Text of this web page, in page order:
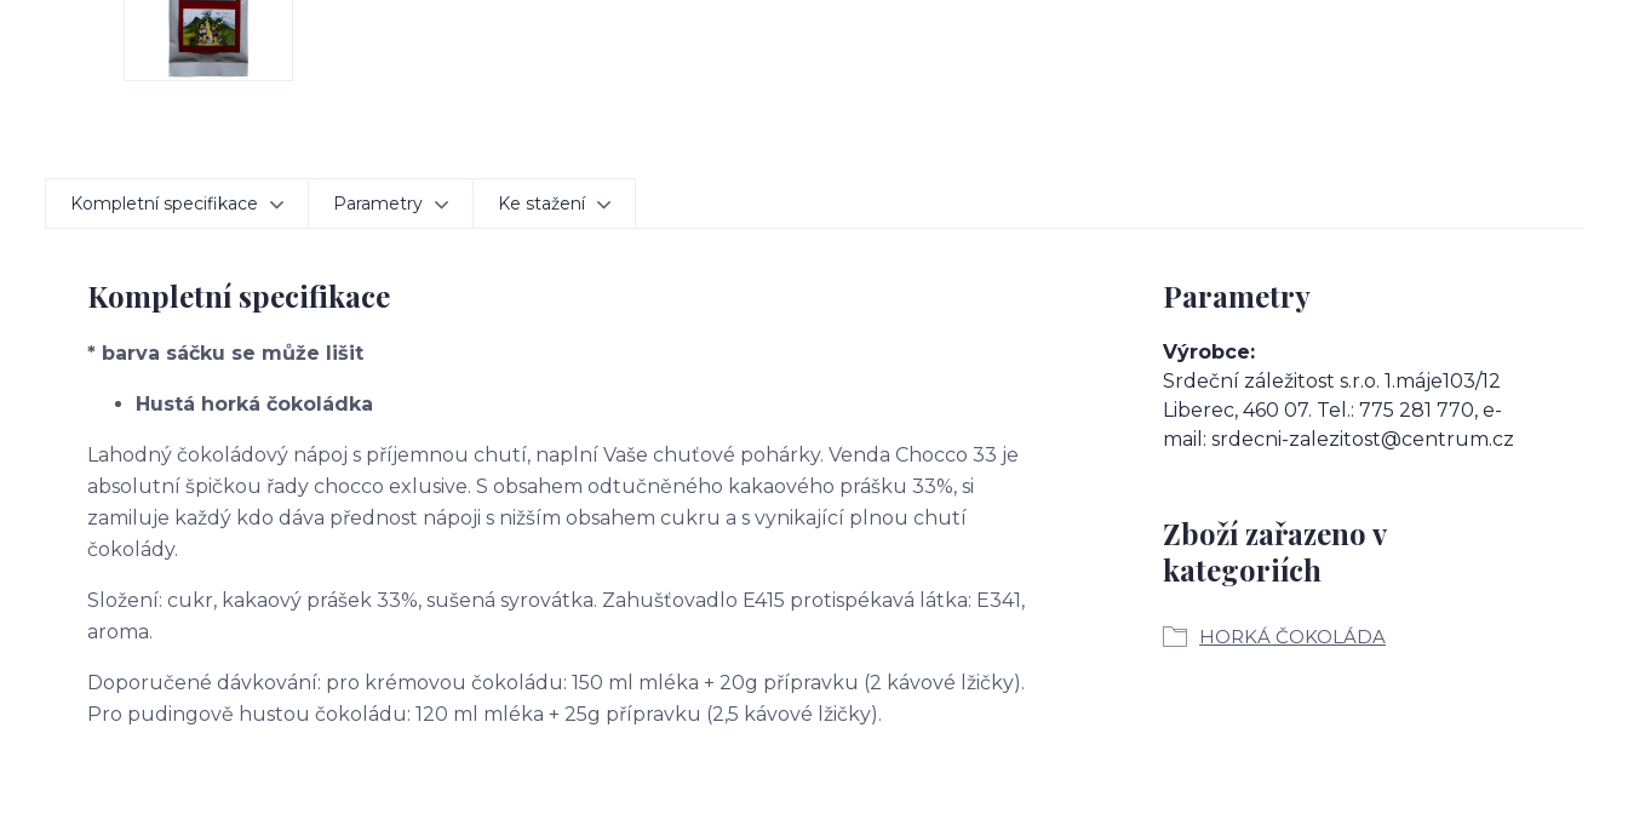
Kompletní specifikace Parametry Ke stažení
Kompletní specifikace
* barva sáčku se může lišit
Hustá horká čokoládka
Lahodný čokoládový nápoj s příjemnou chutí, naplní Vaše chuťové pohárky. Venda Chocco 33 je
absolutní špičkou řady chocco exlusive. S obsahem odtučněného kakaového prášku 33%, si
zamiluje každý kdo dáva přednost nápoji s nižším obsahem cukru a s vynikající plnou chutí
čokolády.
Složení: cukr, kakaový prášek 33%, sušená syrovátka. Zahušťovadlo E415 protispékavá látka: E341,
aroma.
Doporučené dávkování: pro krémovou čokoládu: 150 ml mléka + 20g přípravku (2 kávové lžičky).
Pro pudingově hustou čokoládu: 120 ml mléka + 25g přípravku (2,5 kávové lžičky).
Parametry
Výrobce
Srdeční záležitost s.r.o. 1.máje103/12
Liberec, 460 07. Tel.: 775 281 770, e-
mail: srdecni-zalezitost@centrum.cz
Zboží zařazeno v
kategoriích
HORKÁ ČOKOLÁDA